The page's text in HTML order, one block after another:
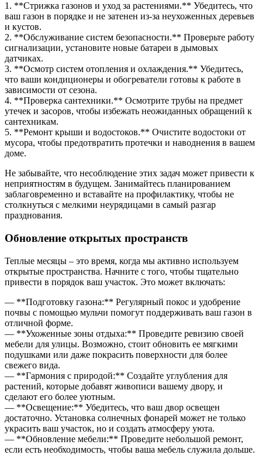
1. **Стрижка газонов и уход за растениями.** Убедитесь, что
ваш газон в порядке и не затенен из-за неухоженных деревьев
и кустов.
2. **Обслуживание систем безопасности.** Проверьте работу
сигнализации, установите новые батареи в дымовых
датчиках.
3. **Осмотр систем отопления и охлаждения.** Убедитесь,
что ваши кондиционеры и обогреватели готовы к работе в
зависимости от сезона.
4. **Проверка сантехники.** Осмотрите трубы на предмет
утечек и засоров, чтобы избежать неожиданных обращений к
сантехникам.
5. **Ремонт крыши и водостоков.** Очистите водостоки от
мусора, чтобы предотвратить протечки и наводнения в вашем
доме.
Не забывайте, что несоблюдение этих задач может привести к
неприятностям в будущем. Занимайтесь планированием
заблаговременно и вставайте на профилактику, чтобы не
столкнуться с мелкими неурядицами в самый разгар
празднования.
Обновление открытых пространств
Теплые месяцы – это время, когда мы активно используем
открытые пространства. Начните с того, чтобы тщательно
привести в порядок ваш участок. Это может включать:
— **Подготовку газона:** Регулярный покос и удобрение
почвы с помощью мульчи помогут поддерживать ваш газон в
отличной форме.
— **Ухоженные зоны отдыха:** Проведите ревизию своей
мебели для улицы. Возможно, стоит обновить ее мягкими
подушками или даже покрасить поверхности для более
свежего вида.
— **Гармония с природой:** Создайте углубления для
растений, которые добавят живописи вашему двору, и
сделают его более уютным.
— **Освещение:** Убедитесь, что ваш двор освещен
достаточно. Установка солнечных фонарей может не только
украсить ваш участок, но и создать атмосферу уюта.
— **Обновление мебели:** Проведите небольшой ремонт,
если есть необходимость, чтобы ваша мебель служила дольше.